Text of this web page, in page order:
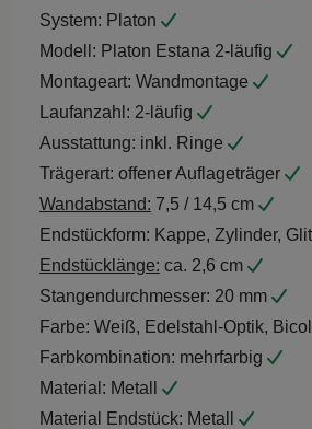
System: Platon
Modell: Platon Estana 2-läufig
Montageart: Wandmontage
Laufanzahl: 2-läufig
Ausstattung: inkl. Ringe
Trägerart: offener Auflageträger
Wandabstand: 7,5 / 14,5 cm
Endstückform: Kappe, Zylinder,
Endstücklänge: ca. 2,6 cm
Stangendurchmesser: 20 mm
Farbe: Weiß, Edelstahl-Optik,
Farbkombination: mehrfarbig
Material: Metall
Material Endstück: Metall